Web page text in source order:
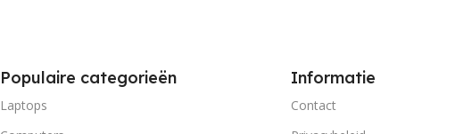
Populaire categorieën
Laptops
Informatie
Contact